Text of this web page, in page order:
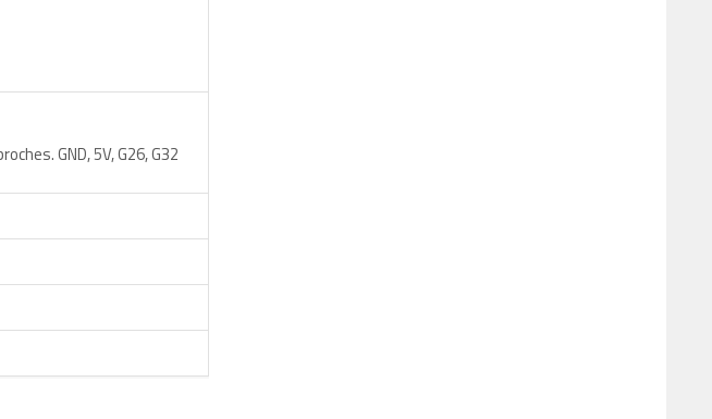
GND, 5V, G26, G32